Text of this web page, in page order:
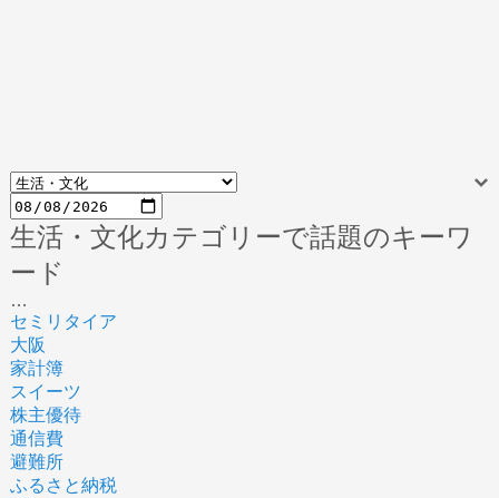
生活・文化カテゴリーで話題のキーワ
ード
…
セミリタイア
大阪
家計簿
スイーツ
株主優待
通信費
避難所
ふるさと納税